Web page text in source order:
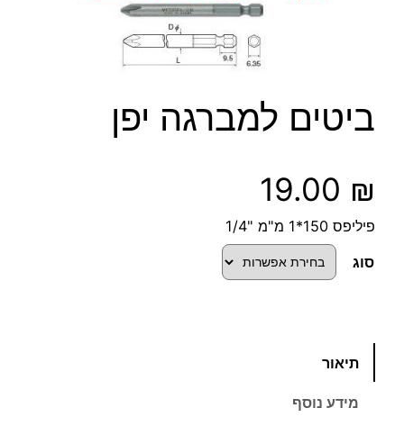
ביטים למברגה יפן
19.00 ₪
פיליפס 150*1 מ"מ "1/4
סוג
כ
ו
תיאור
מידע נוסף